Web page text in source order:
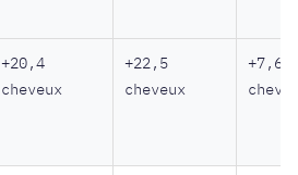
+20,4
cheveux
+22,5
cheveux
+7,6